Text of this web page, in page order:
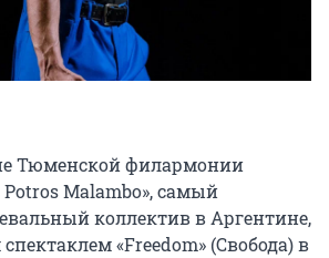
Тюменской филармонии
Malambo», самый
коллектив в Аргентине,
«Freedom» (Свобода) в